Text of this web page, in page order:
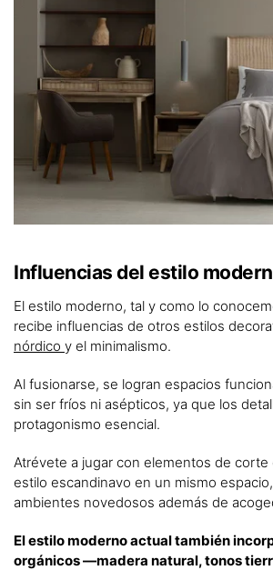
Influencias del estilo
El estilo moderno, tal y como lo
recibe influencias de otros estilos
nórdico y el minimalismo.
Al fusionarse, se logran espacios
sin ser fríos ni asépticos, ya que los
protagonismo esencial.
Atrévete a jugar con elementos de
estilo escandinavo en un mismo
ambientes novedosos además de
El estilo moderno actual también
orgánicos —madera natural, tonos